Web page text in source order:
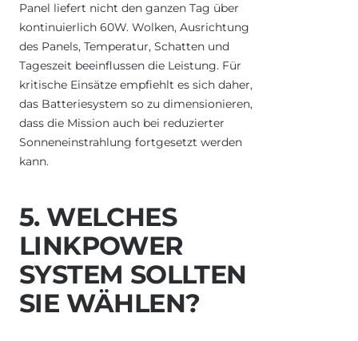
Panel liefert nicht den ganzen Tag über
kontinuierlich 60W. Wolken, Ausrichtung
des Panels, Temperatur, Schatten und
Tageszeit beeinflussen die Leistung. Für
kritische Einsätze empfiehlt es sich daher,
das Batteriesystem so zu dimensionieren,
dass die Mission auch bei reduzierter
Sonneneinstrahlung fortgesetzt werden
kann.
5. WELCHES
LINKPOWER
SYSTEM SOLLTEN
SIE WÄHLEN?